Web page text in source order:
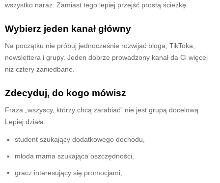
wszystko naraz. Zamiast tego lepiej przejść prostą ścieżkę.
Wybierz jeden kanał główny
Na początku nie próbuj jednocześnie rozwijać bloga, TikToka,
newslettera i grupy. Jeden dobrze prowadzony kanał da Ci więcej
niż cztery zaniedbane.
Zdecyduj, do kogo mówisz
Fraza „wszyscy, którzy chcą zarabiać” nie jest grupą docelową.
Lepiej działa:
student szukający dodatkowego dochodu,
młoda mama szukająca oszczędności,
gracz interesujący się promocjami,